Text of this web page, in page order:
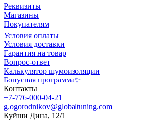
Реквизиты
Магазины
Покупателям
Условия оплаты
Условия доставки
Гарантия на товар
Вопрос-ответ
Калькулятор шумоизоляции
Бонусная программа✨
Контакты
+7-776-000-04-21
g.ogorodnikov@globaltuning.com
Куйши Дина, 12/1